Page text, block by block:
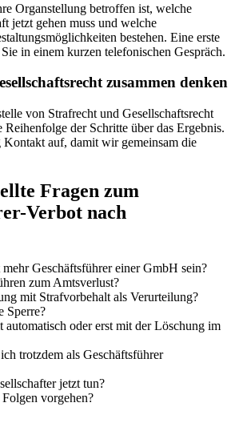
Organstellung betroffen ist, welche
jetzt gehen muss und welche
bestehen. Eine erste
in einem kurzen telefonischen Gespräch.
zusammen denken
von Strafrecht und Gesellschaftsrecht
Reihenfolge der Schritte über das Ergebnis.
auf, damit wir gemeinsam die
Fragen zum
Verbot nach
Geschäftsführer einer GmbH sein?
zum Amtsverlust?
mit Strafvorbehalt als Verurteilung?
Sperre?
automatisch oder erst mit der Löschung im
trotzdem als Geschäftsführer
jetzt tun?
vorgehen?